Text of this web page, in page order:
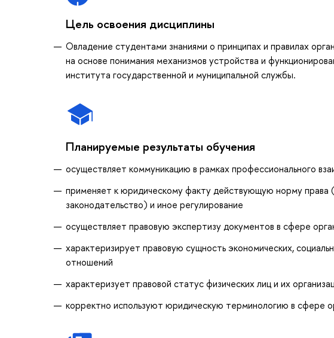
Цель освоения дисциплины
Овладение студентами знаниями о принципах и правилах
на основе понимания механизмов устройства и
института государственной и муниципальной службы.
Планируемые результаты обучения
осуществляет коммуникацию в рамках профессионального
применяет к юридическому факту действующую норму
законодательство) и иное регулирование
осуществляет правовую экспертизу документов в сфере
характеризирует правовую сущность экономических,
отношений
характеризует правовой статус физических лиц и их
корректно используют юридическую терминологию в сфере